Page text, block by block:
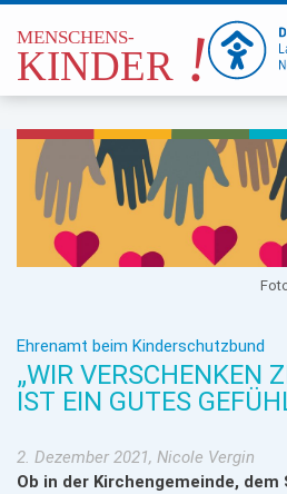
Ehrenamt beim Kinderschutzbund
„WIR VERSCHENKEN
IST EIN GUTES
2. Dezember 2021, Nicole Vergin
Ob in der Kirchengemeinde,